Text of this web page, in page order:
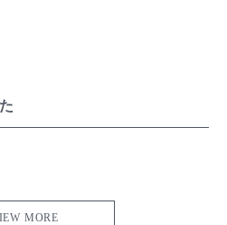
MORE